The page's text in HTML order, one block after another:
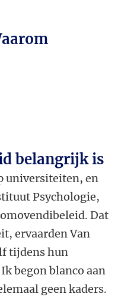
belangrijk is
universiteiten, en
Psychologie,
Dat
ervaarden Van
tijdens hun
begon blanco aan
geen kaders.